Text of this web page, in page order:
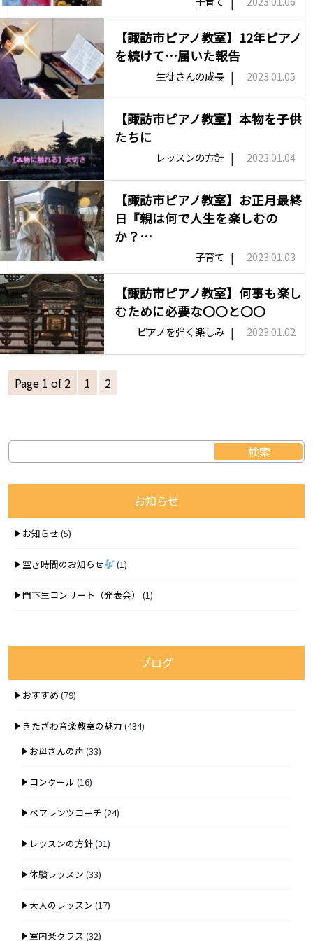
【諏訪市ピアノ教室】12年ピアノ
を続けて…届いた報告
生徒さんの成長 | 2023.01.05
【諏訪市ピアノ教室】本物を子供
たちに
レッスンの方針 | 2023.01.04
【諏訪市ピアノ教室】お正月最終
日『親は何で人生を楽しむの
か？…
子育て | 2023.01.03
【諏訪市ピアノ教室】何事も楽し
むために必要な〇〇と〇〇
ピアノを弾く楽しみ | 2023.01.02
Page 1 of 2 1 2
お知らせ
お知らせ (5)
空き時間のお知らせ (1)
門下生コンサート（発表会） (1)
ブログ
おすすめ (79)
きたざわ音楽教室の魅力 (434)
お母さんの声 (33)
コンクール (16)
ペアレンツコーチ (24)
レッスンの方針(31)
体験レッスン (33)
大人のレッスン (17)
室内楽クラス (32)